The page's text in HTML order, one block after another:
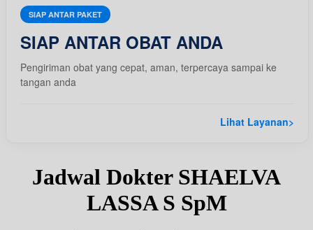
SIAP ANTAR PAKET
SIAP ANTAR OBAT ANDA
Pengiriman obat yang cepat, aman, terpercaya sampai ke
tangan anda
Lihat Layanan>
Jadwal Dokter SHAELVA
LASSA S SpM